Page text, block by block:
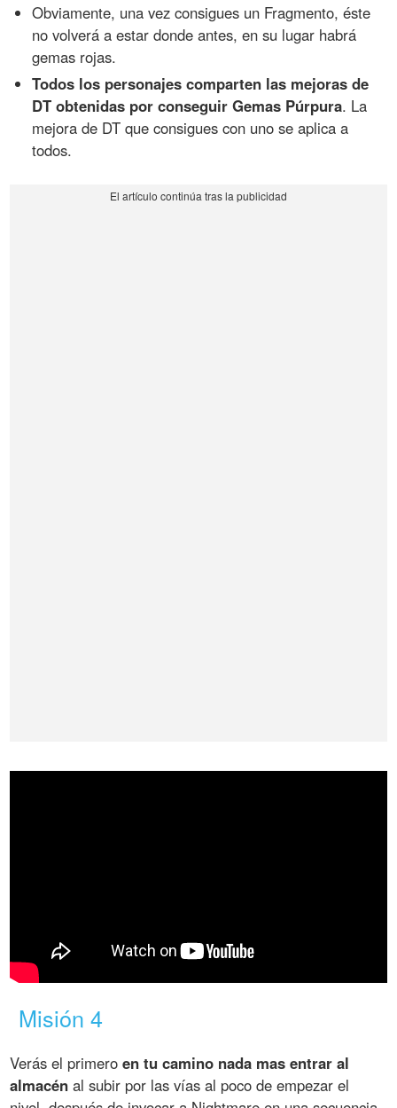
Obviamente, una vez consigues un Fragmento, éste
no volverá a estar donde antes, en su lugar habrá
gemas rojas.
Todos los personajes comparten las mejoras de
DT obtenidas por conseguir Gemas Púrpura. La
mejora de DT que consigues con uno se aplica a
todos.
Misión 4
Verás el primeroen tu camino nada mas entrar al
almacén al subir por las vías al poco de empezar el